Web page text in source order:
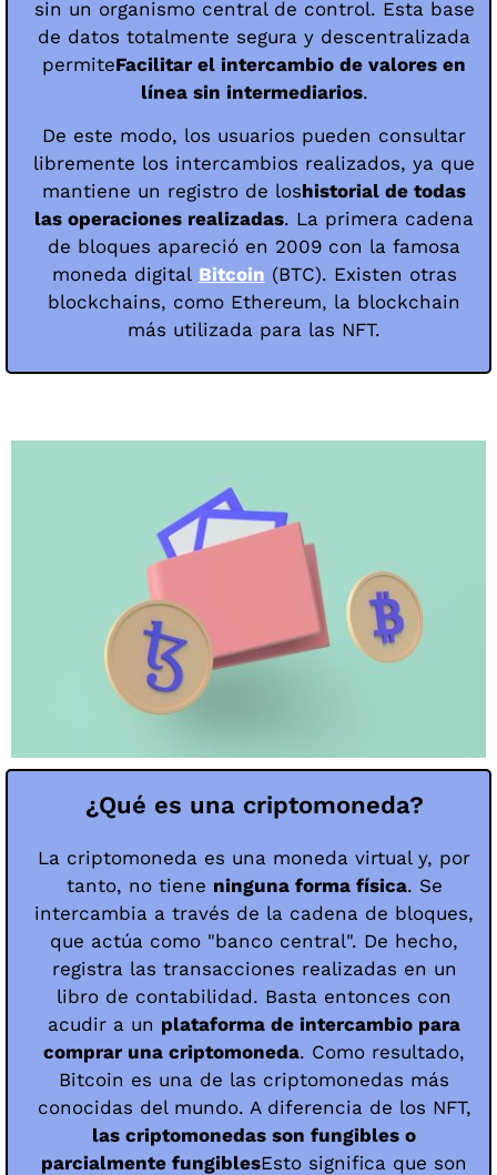
sin un organismo central de control. Esta base
de datos totalmente segura y descentralizada
permiteFacilitar el intercambio de valores en
línea sin intermediarios.
De este modo, los usuarios pueden consultar
libremente los intercambios realizados, ya que
mantiene un registro de loshistorial de todas
las operaciones realizadas. La primera cadena
de bloques apareció en 2009 con la famosa
moneda digital Bitcoin (BTC). Existen otras
blockchains, como Ethereum, la blockchain
más utilizada para las NFT.
¿Qué es una criptomoneda?
La criptomoneda es una moneda virtual y, por
tanto, no tiene ninguna forma física. Se
intercambia a través de la cadena de bloques,
que actúa como "banco central". De hecho,
registra las transacciones realizadas en un
libro de contabilidad. Basta entonces con
acudir a un plataforma de intercambio para
comprar una criptomoneda. Como resultado,
Bitcoin es una de las criptomonedas más
conocidas del mundo. A diferencia de los NFT,
las criptomonedas son fungibles o
parcialmente fungiblesEsto significa que son